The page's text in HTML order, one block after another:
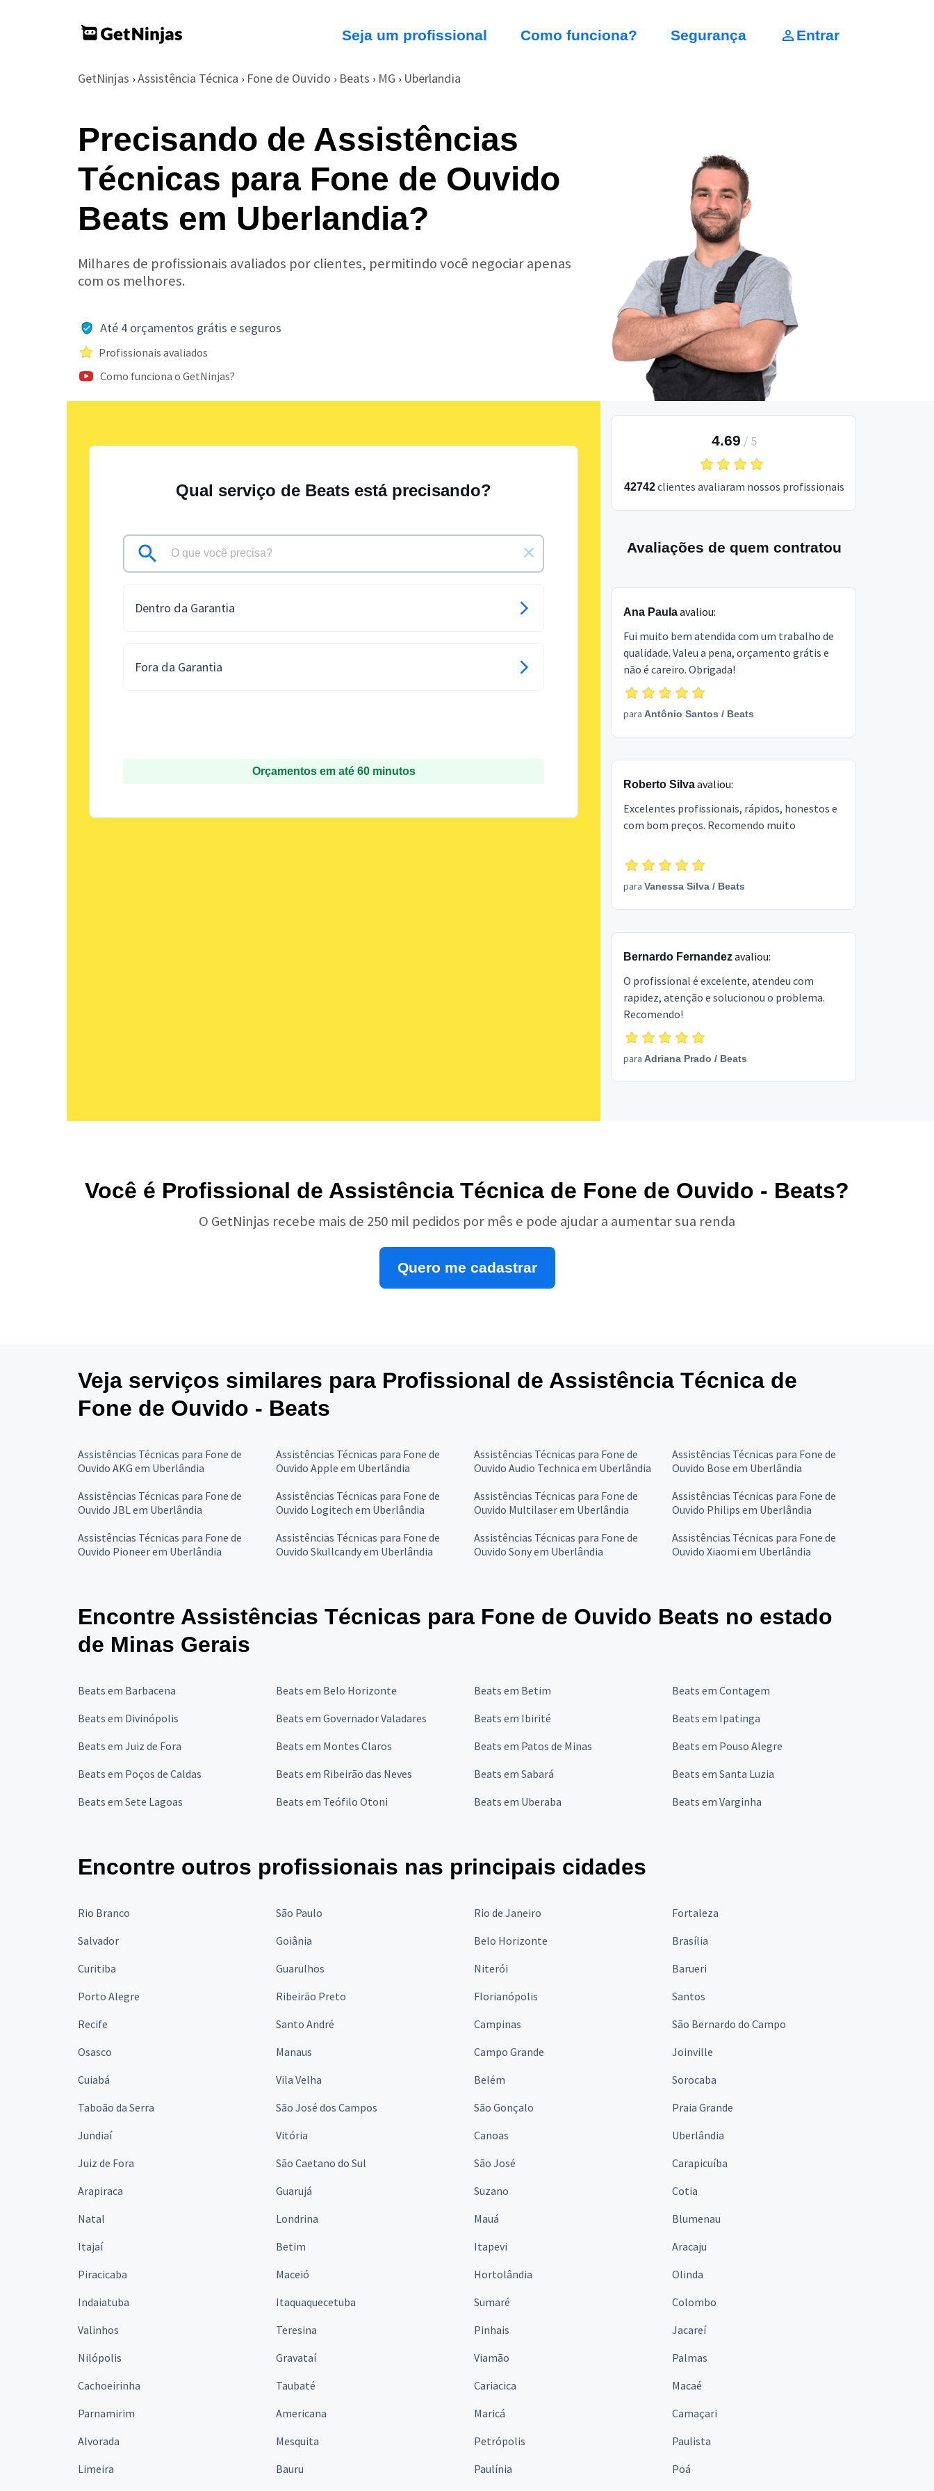
Seja um profissional Como funciona? Segurança Entrar
GetNinjas › Assistência Técnica › Fone de Ouvido › Beats › MG › Uberlandia
Precisando de Assistências
Técnicas para Fone de Ouvido
Beats em Uberlandia?
Milhares de profissionais avaliados por clientes, permitindo você negociar apenas
com os melhores.
Até 4 orçamentos grátis e seguros
Profissionais avaliados
Como funciona o GetNinjas?
Qual serviço de Beats está precisando?
Dentro da Garantia
Fora da Garantia
Orçamentos em até 60 minutos
4.69 / 5
42742clientes avaliaram nossos profissionais
Avaliações de quem contratou
Ana Paulaavaliou:
Fui muito bem atendida com um trabalho de
qualidade. Valeu a pena, orçamento grátis e
não é careiro. Obrigada!
para Antônio Santos / Beats
Roberto Silvaavaliou:
Excelentes profissionais, rápidos, honestos e
com bom preços. Recomendo muito
para Vanessa Silva / Beats
Bernardo Fernandezavaliou:
O profissional é excelente, atendeu com
rapidez, atenção e solucionou o problema.
Recomendo!
para Adriana Prado / Beats
Você é Profissional de Assistência Técnica de Fone de Ouvido - Beats?
O GetNinjas recebe mais de 250 mil pedidos por mês e pode ajudar a aumentar sua renda
Quero me cadastrar
Veja serviços similares para Profissional de Assistência Técnica de
Fone de Ouvido - Beats
Assistências Técnicas para Fone de
Ouvido AKG em Uberlândia
Assistências Técnicas para Fone de
Ouvido Apple em Uberlândia
Assistências Técnicas para Fone de
Ouvido Audio Technica em Uberlândia
Assistências Técnicas para Fone de
Ouvido Bose em Uberlândia
Assistências Técnicas para Fone de
Ouvido JBL em Uberlândia
Assistências Técnicas para Fone de
Ouvido Logitech em Uberlândia
Assistências Técnicas para Fone de
Ouvido Multilaser em Uberlândia
Assistências Técnicas para Fone de
Ouvido Philips em Uberlândia
Assistências Técnicas para Fone de
Ouvido Pioneer em Uberlândia
Assistências Técnicas para Fone de
Ouvido Skullcandy em Uberlândia
Assistências Técnicas para Fone de
Ouvido Sony em Uberlândia
Assistências Técnicas para Fone de
Ouvido Xiaomi em Uberlândia
Encontre Assistências Técnicas para Fone de Ouvido Beats no estado
de Minas Gerais
Beats em Barbacena Beats em Belo Horizonte Beats em Betim
Beats em Contagem
Beats em Divinópolis
Beats em Governador Valadares Beats em Ibirité
Beats em Ipatinga
Beats em Juiz de Fora
Beats em Montes Claros Beats em Patos de Minas
Beats em Pouso Alegre
Beats em Poços de Caldas
Beats em Ribeirão das Neves Beats em Sabará
Beats em Santa Luzia
Beats em Sete Lagoas
Beats em Teófilo Otoni Beats em Uberaba Beats em Varginha
Encontre outros profissionais nas principais cidades
Rio Branco São Paulo Rio de Janeiro
Fortaleza
Salvador
Goiânia Belo Horizonte
Brasília
Curitiba
Guarulhos Niterói
Barueri
Porto Alegre
Ribeirão Preto Florianópolis
Santos
Recife
Santo André Campinas
São Bernardo do Campo
Osasco
Manaus Campo Grande
Joinville
Cuiabá
Vila Velha Belém
Sorocaba
Taboão da Serra
São José dos Campos São Gonçalo
Praia Grande
Jundiaí
Vitória Canoas
Uberlândia
Juiz de Fora
São Caetano do Sul São José
Carapicuíba
Arapiraca
Guarujá Suzano
Cotia
Natal
Londrina Mauá
Blumenau
Itajaí
Betim Itapevi
Aracaju
Piracicaba
Maceió Hortolândia
Olinda
Indaiatuba
Itaquaquecetuba Sumaré
Colombo
Valinhos
Teresina Pinhais
Jacareí
Nilópolis
Gravataí Viamão
Palmas
Cachoeirinha
Taubaté Cariacica
Macaé
Parnamirim
Americana Maricá
Camaçari
Alvorada
Mesquita Petrópolis
Paulista
Limeira
Bauru Paulínia
Poá